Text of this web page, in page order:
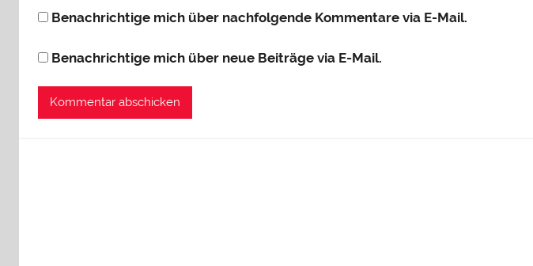
Benachrichtige mich über nachfolgende Kommentare via E-Mail.
Benachrichtige mich über neue Beiträge via E-Mail.